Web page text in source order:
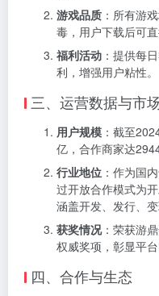
游戏品质 ：所有游
毒，用户下载后可直
福利活动 ：提供每
利，增强用户粘性。
三、运营数据与市
用户规模 ：截至
亿，合作商家达2944
行业地位 ：作为国
过开放合作模式为
涵盖开发、发行、变
获奖情况：荣获游
权威奖项，彰显平台
四、合作与生态